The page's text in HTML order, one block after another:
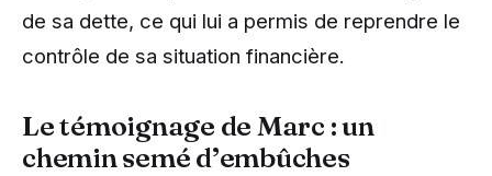
de sa dette, ce qui lui a permis de reprendre le
contrôle de sa situation financière.
Le témoignage de Marc : un
chemin semé d’embûches